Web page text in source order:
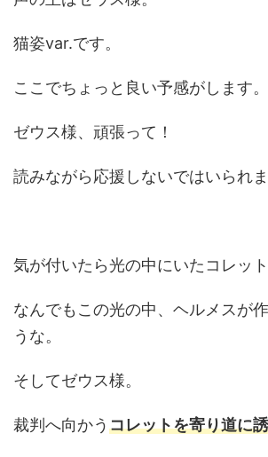
猫姿var.です。
ここでちょっと良い予感がします。
ゼウス様、頑張って！
読みながら応援しないではいられま
気が付いたら光の中にいたコレット
なんでもこの光の中、ヘルメスが
うな。
そしてゼウス様。
裁判へ向かうコレットを寄り道に